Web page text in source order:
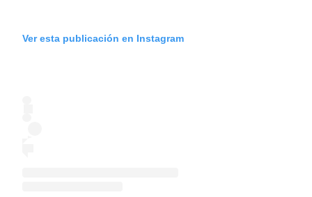
Ver esta publicación en Instagram